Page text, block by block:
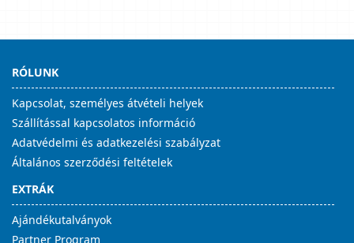
RÓLUNK
Kapcsolat, személyes átvételi helyek
Szállítással kapcsolatos információ
Adatvédelmi és adatkezelési szabályzat
Általános szerződési feltételek
EXTRÁK
Ajándékutalványok
Partner Program